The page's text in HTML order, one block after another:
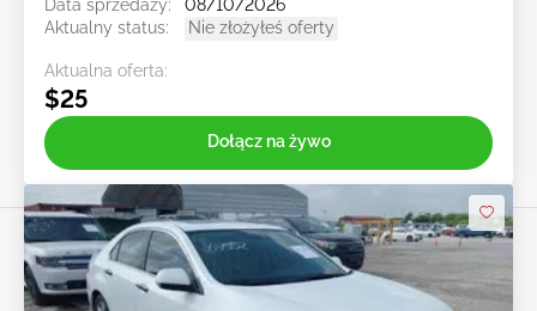
Data sprzedaży:
08/10/2026
Aktualny status:
Nie złożyłeś oferty
Aktualna oferta:
$25
Dołącz na żywo